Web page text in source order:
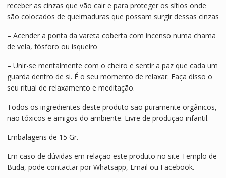
receber as cinzas que vão cair e para proteger os sítios onde
são colocados de queimaduras que possam surgir dessas cinzas
– Acender a ponta da vareta coberta com incenso numa chama
de vela, fósforo ou isqueiro
– Unir-se mentalmente com o cheiro e sentir a paz que cada um
guarda dentro de si. É o seu momento de relaxar. Faça disso o
seu ritual de relaxamento e meditação.
Todos os ingredientes deste produto são puramente orgânicos,
não tóxicos e amigos do ambiente. Livre de produção infantil.
Embalagens de 15 Gr.
Em caso de dúvidas em relação este produto no site Templo de
Buda, pode contactar por Whatsapp, Email ou Facebook.